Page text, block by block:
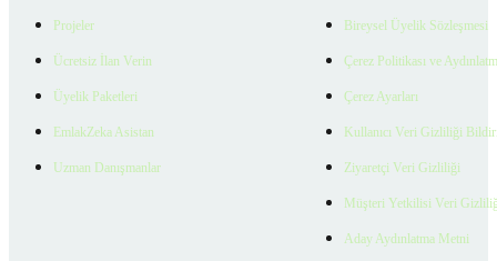
Projeler
Ücretsiz İlan Verin
Üyelik Paketleri
EmlakZeka Asistan
Uzman Danışmanlar
Bireysel Üyelik Sözleşmesi
Çerez Politikası ve
Çerez Ayarları
Kullanıcı Veri Gizliliği
Ziyaretçi Veri Gizliliği
Müşteri Yetkilisi Veri
Aday Aydınlatma Metni